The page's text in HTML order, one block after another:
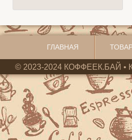
ГЛАВНАЯ
© 2023-2024 КОФФЕЕК.БАЙ •